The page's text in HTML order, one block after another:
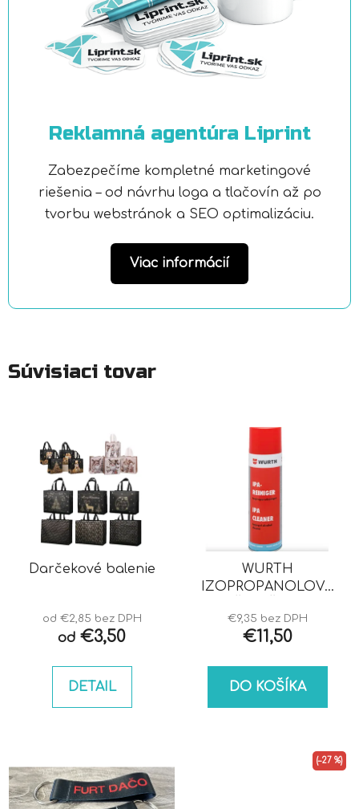
Reklamná agentúra Liprint
Zabezpečíme kompletné marketingové
riešenia – od návrhu loga a tlačovín až po
tvorbu webstránok a SEO optimalizáciu.
Viac informácií
Súvisiaci tovar
Darčekové balenie
od €2,85 bez DPH
od €3,50
DETAIL
WURTH
IZOPROPANOLOVÝ
€9,35 bez DPH
€11,50
DO KOŠÍKA
(–27 %)